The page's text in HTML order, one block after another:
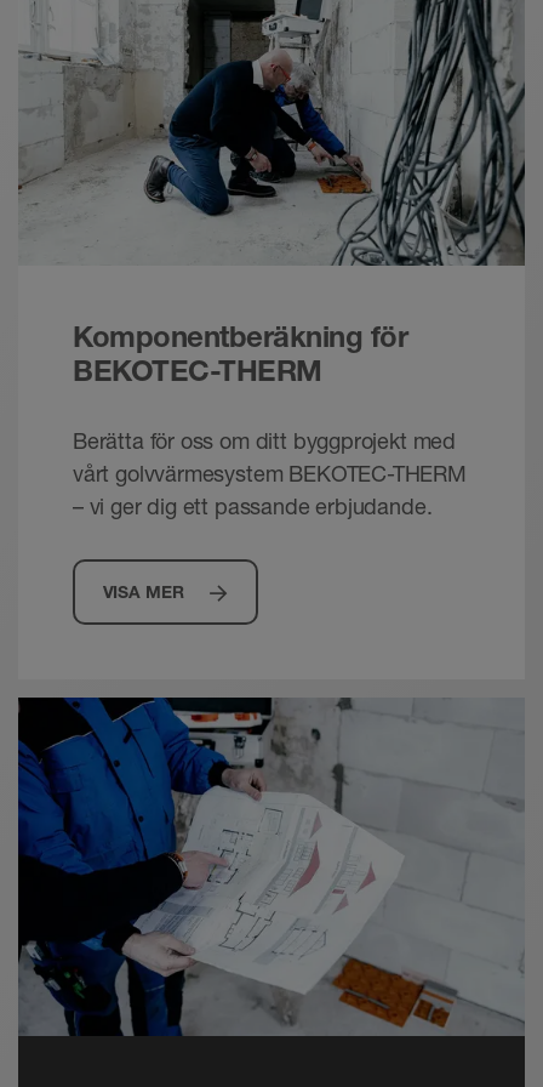
Broschyr - © Schlueter-Systems
PDF – 2,43 MB
Schlüter-BEKOTEC-THERM - Det keramiske
klimagulv | Teknisk manual
Teknisk handbok - © Schlüter-Systems
PDF – 14,87 MB
Komponentberäkning för
BEKOTEC-THERM
Berätta för oss om ditt byggprojekt med
vårt golvvärmesystem BEKOTEC-THERM
– vi ger dig ett passande erbjudande.
VISA MER